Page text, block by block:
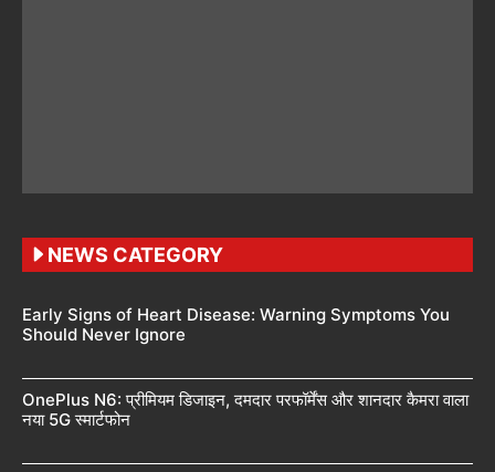
NEWS CATEGORY
Early Signs of Heart Disease: Warning Symptoms You
Should Never Ignore
OnePlus N6: प्रीमियम डिजाइन, दमदार परफॉर्मेंस और शानदार कैमरा वाला
नया 5G स्मार्टफोन